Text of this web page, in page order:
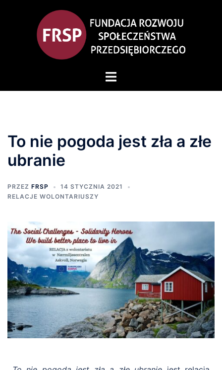
To nie pogoda jest zła a złe
ubranie
PRZEZ FRSP
14 STYCZNIA 2021
RELACJE WOLONTARIUSZY